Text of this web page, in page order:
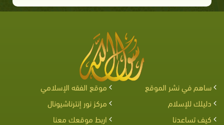
ساهم في نشر الموقع
موقع الفقه الإسلامي
دليلك للإسلام
مركز نور إنترناشيونال
كيف تساعدنا
اربط موقعك معنا